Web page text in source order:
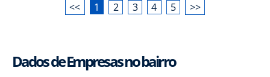
<< 1 2 3 4 5 >>
Dados de Empresas no bairro